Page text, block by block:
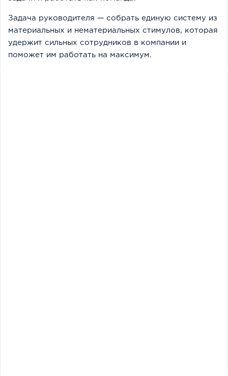
Задача руководителя — собрать единую систему из
материальных и нематериальных стимулов, которая
удержит сильных сотрудников в компании и
поможет им работать на максимум.